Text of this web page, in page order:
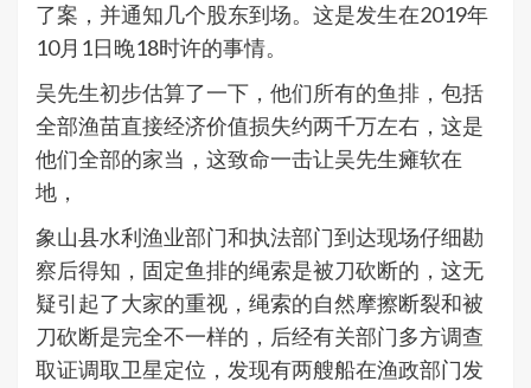
了案，并通知几个股东到场。这是发生在2019年
10月1日晚18时许的事情。
吴先生初步估算了一下，他们所有的鱼排，包括
全部渔苗直接经济价值损失约两千万左右，这是
他们全部的家当，这致命一击让吴先生瘫软在
地，
象山县水利渔业部门和执法部门到达现场仔细勘
察后得知，固定鱼排的绳索是被刀砍断的，这无
疑引起了大家的重视，绳索的自然摩擦断裂和被
刀砍断是完全不一样的，后经有关部门多方调查
取证调取卫星定位，发现有两艘船在渔政部门发